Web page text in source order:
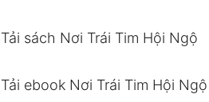
Tải sách Nơi Trái Tim Hội Ngộ
Tải ebook Nơi Trái Tim Hội Ngộ